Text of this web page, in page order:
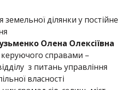
ділянки у постійне
Олена Олексіївна
керуючого справами –
з питань управління
власності